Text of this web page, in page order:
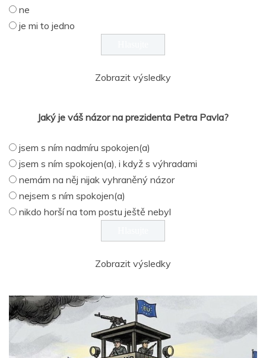
ne
je mi to jedno
Zobrazit výsledky
Jaký je váš názor na prezidenta Petra Pavla?
jsem s ním nadmíru spokojen(a)
jsem s ním spokojen(a), i když s výhradami
nemám na něj nijak vyhraněný názor
nejsem s ním spokojen(a)
nikdo horší na tom postu ještě nebyl
Zobrazit výsledky